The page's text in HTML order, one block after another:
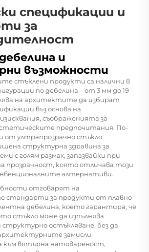
спецификации и
за
и
възможности
стъклени продукти са налични в
по дебелина – от 3 мм до 19
на архитектите да избират
въз основа на
съображенията за
предпочитания. По-
от ултрапрозрачно стъкло
структурна здравина за
с голям размах, запазвайки при
прозрачност, която отличава този
алтернативи.
отговарят на
стандарти за продукти от плавно
дебелина, което гарантира, че
стъкло може да изпълнява
структурно остъкляване, без да
замисли.
вятърна натовареност,